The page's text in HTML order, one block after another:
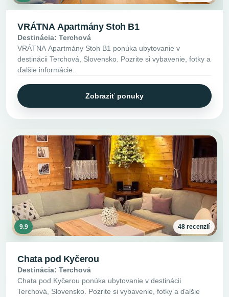
VRÁTNA Apartmány Stoh B1
Destinácia: Terchová
VRÁTNA Apartmány Stoh B1 ponúka ubytovanie v
destinácii Terchová, Slovensko. Pozrite si vybavenie, fotky a
ďalšie informácie.
Zobraziť ponuky
9.9 48 recenzií
Chata pod Kyčerou
Destinácia: Terchová
Chata pod Kyčerou ponúka ubytovanie v destinácii
Terchová, Slovensko. Pozrite si vybavenie, fotky a ďalšie